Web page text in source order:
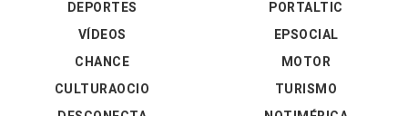
DEPORTES
VÍDEOS
PORTALTIC
EPSOCIAL
CHANCE
CULTURAOCIO
MOTOR
TURISMO